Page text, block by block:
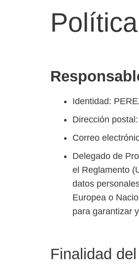
Identidad:
Dirección
Correo
Delegado de
el Reglamento
datos
Europea o
para garantizar
Finalidad